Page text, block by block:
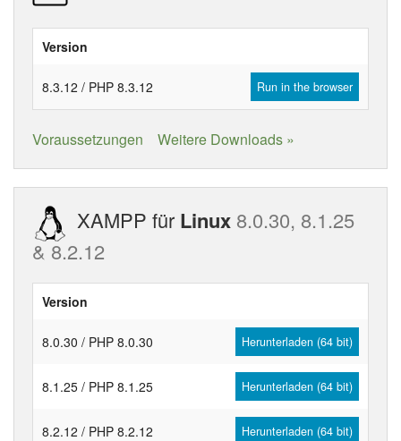
Version
8.3.12 / PHP 8.3.12 Run in the browser
Voraussetzungen Weitere Downloads »
XAMPP für Linux 8.0.30, 8.1.25
& 8.2.12
Version
8.0.30 / PHP 8.0.30 Herunterladen (64 bit)
8.1.25 / PHP 8.1.25 Herunterladen (64 bit)
8.2.12 / PHP 8.2.12 Herunterladen (64 bit)